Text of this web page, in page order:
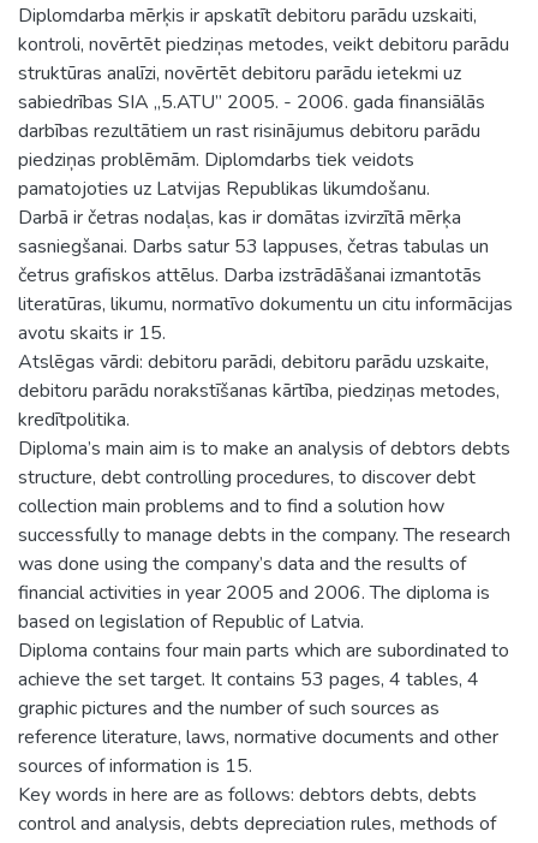
Diplomdarba mērķis ir apskatīt debitoru parādu uzskaiti,
kontroli, novērtēt piedziņas metodes, veikt debitoru parādu
struktūras analīzi, novērtēt debitoru parādu ietekmi uz
sabiedrības SIA „5.ATU” 2005. - 2006. gada finansiālās
darbības rezultātiem un rast risinājumus debitoru parādu
piedziņas problēmām. Diplomdarbs tiek veidots
pamatojoties uz Latvijas Republikas likumdošanu.
Darbā ir četras nodaļas, kas ir domātas izvirzītā mērķa
sasniegšanai. Darbs satur 53 lappuses, četras tabulas un
četrus grafiskos attēlus. Darba izstrādāšanai izmantotās
literatūras, likumu, normatīvo dokumentu un citu informācijas
avotu skaits ir 15.
Atslēgas vārdi: debitoru parādi, debitoru parādu uzskaite,
debitoru parādu norakstīšanas kārtība, piedziņas metodes,
kredītpolitika.
Diploma’s main aim is to make an analysis of debtors debts
structure, debt controlling procedures, to discover debt
collection main problems and to find a solution how
successfully to manage debts in the company. The research
was done using the company’s data and the results of
financial activities in year 2005 and 2006. The diploma is
based on legislation of Republic of Latvia.
Diploma contains four main parts which are subordinated to
achieve the set target. It contains 53 pages, 4 tables, 4
graphic pictures and the number of such sources as
reference literature, laws, normative documents and other
sources of information is 15.
Key words in here are as follows: debtors debts, debts
control and analysis, debts depreciation rules, methods of